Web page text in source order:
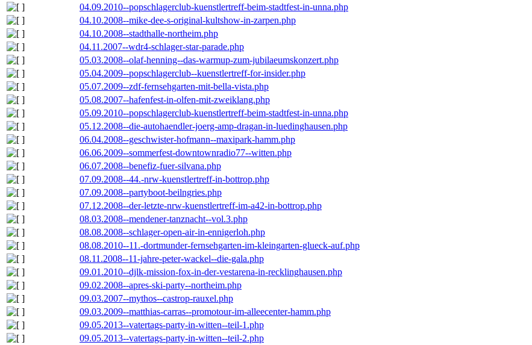
04.09.2010--popschlagerclub-kuenstlertreff-beim-stadtfest-in-unna.php
04.10.2008--mike-dee-s-original-kultshow-in-zarpen.php
04.10.2008--stadthalle-northeim.php
04.11.2007--wdr4-schlager-star-parade.php
05.03.2008--olaf-henning--das-warmup-zum-jubilaeumskonzert.php
05.04.2009--popschlagerclub--kuenstlertreff-for-insider.php
05.07.2009--zdf-fernsehgarten-mit-bella-vista.php
05.08.2007--hafenfest-in-olfen-mit-zweiklang.php
05.09.2010--popschlagerclub-kuenstlertreff-beim-stadtfest-in-unna.php
05.12.2008--die-autohaendler-joerg-amp-dragan-in-luedinghausen.php
06.04.2008--geschwister-hofmann--maxipark-hamm.php
06.06.2009--sommerfest-downtownradio77--witten.php
06.07.2008--benefiz-fuer-silvana.php
07.09.2008--44.-nrw-kuenstlertreff-in-bottrop.php
07.09.2008--partyboot-beilngries.php
07.12.2008--der-letzte-nrw-kuenstlertreff-im-a42-in-bottrop.php
08.03.2008--mendener-tanznacht--vol.3.php
08.08.2008--schlager-open-air-in-ennigerloh.php
08.08.2010--11.-dortmunder-fernsehgarten-im-kleingarten-glueck-auf.php
08.11.2008--11-jahre-peter-wackel--die-gala.php
09.01.2010--djlk-mission-fox-in-der-vestarena-in-recklinghausen.php
09.02.2008--apres-ski-party--northeim.php
09.03.2007--mythos--castrop-rauxel.php
09.03.2009--matthias-carras--promotour-im-alleecenter-hamm.php
09.05.2013--vatertags-party-in-witten--teil-1.php
09.05.2013--vatertags-party-in-witten--teil-2.php